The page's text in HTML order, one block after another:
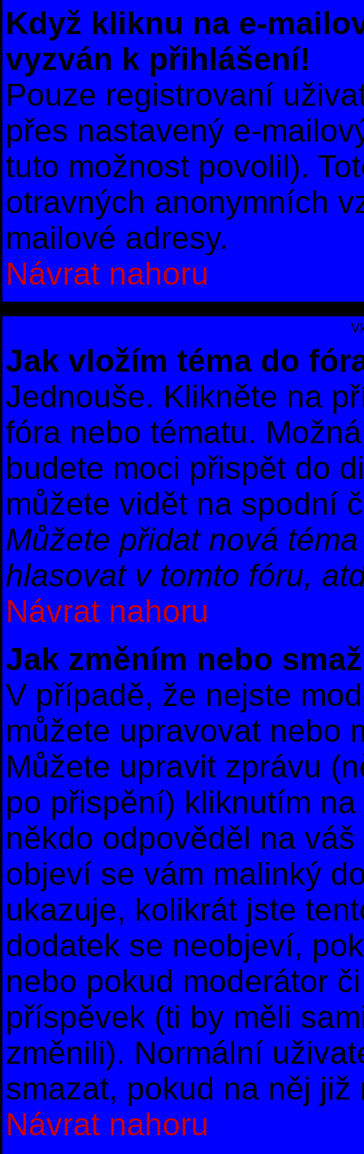
Když kliknu na e-
vyzván k přihlášení!
Pouze registrovaní
přes nastavený e-
tuto možnost povolil).
otravných anonymních
mailové adresy.
Návrat nahoru
Jak vložím téma do
Jednouše. Klikněte na
fóra nebo tématu.
budete moci přispět do
můžete vidět na spodní
Můžete přidat nová
hlasovat v tomto fóru,
Návrat nahoru
Jak změním nebo
V případě, že nejste
můžete upravovat nebo
Můžete upravit zprávu
po přispění) kliknutím
někdo odpověděl na
objeví se vám malinký
ukazuje, kolikrát jste
dodatek se neobjeví,
nebo pokud moderátor
příspěvek (ti by měli
změnili). Normální
smazat, pokud na něj
Návrat nahoru